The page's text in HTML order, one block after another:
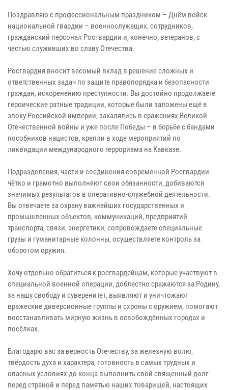
Поздравляю с профессиональным праздником – Днём войск
национальной гвардии – военнослужащих, сотрудников,
гражданский персонал Росгвардии и, конечно, ветеранов, с
честью служивших во славу Отечества.
Росгвардия вносит весомый вклад в решение сложных и
ответственных задач по защите правопорядка и безопасности
граждан, искоренению преступности. Вы достойно продолжаете
героические ратные традиции, которые были заложены ещё в
эпоху Российской империи, закалялись в сражениях Великой
Отечественной войны и уже после Победы – в борьбе с бандами
пособников нацистов, крепли в ходе мероприятий по
ликвидации международного терроризма на Кавказе.
Подразделения, части и соединения современной Росгвардии
чётко и грамотно выполняют свои обязанности, добиваются
значимых результатов в оперативно-служебной деятельности.
Вы отвечаете за охрану важнейших государственных и
промышленных объектов, коммуникаций, предприятий
транспорта, связи, энергетики, сопровождаете специальные
грузы и гуманитарные колонны, осуществляете контроль за
оборотом оружия.
Хочу отдельно обратиться к росгвардейцам, которые участвуют в
специальной военной операции, доблестно сражаются за Родину,
за нашу свободу и суверенитет, выявляют и уничтожают
вражеские диверсионные группы и схроны с оружием, помогают
восстанавливать мирную жизнь в освобождённых городах и
посёлках.
Благодарю вас за верность Отечеству, за железную волю,
твёрдость духа и характера, готовность в самых трудных и
опасных условиях до конца выполнить свой священный долг
перед страной и перед памятью наших товарищей, настоящих